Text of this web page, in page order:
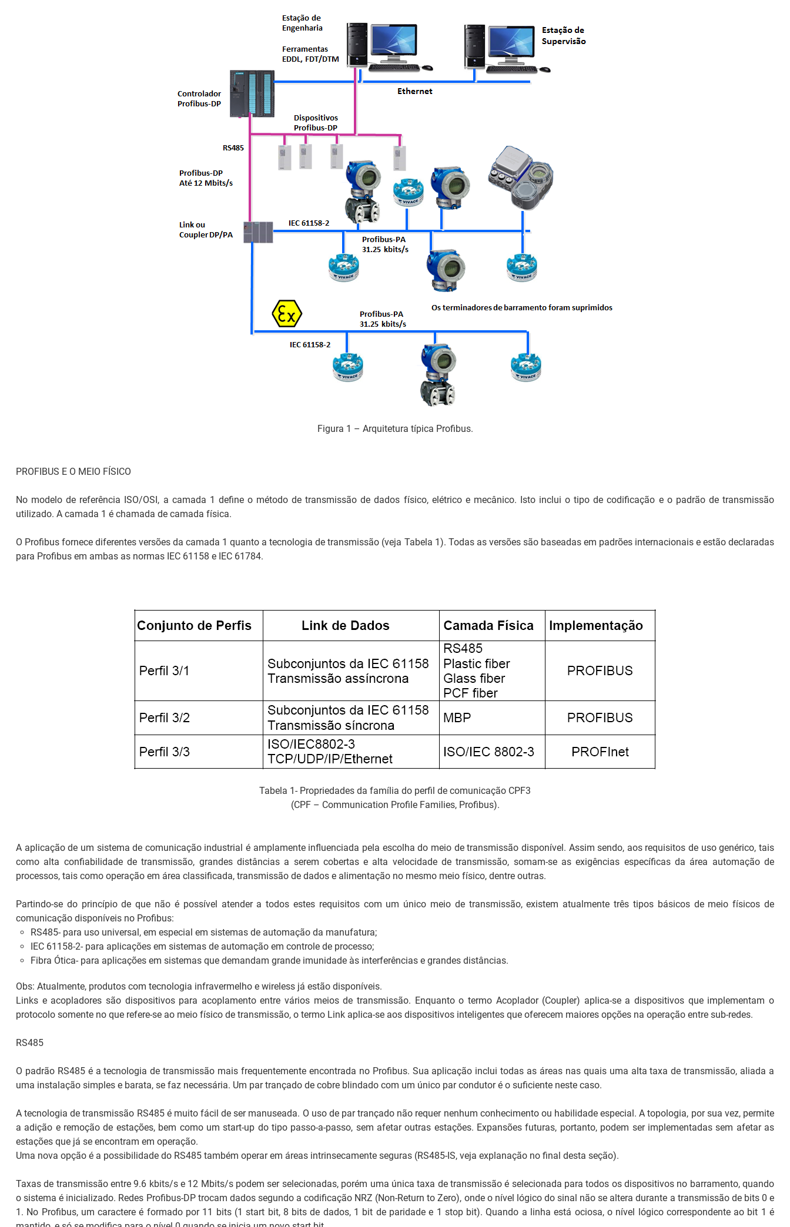
Figura 1 – Arquitetura típica Profibus.
PROFIBUS E O MEIO FÍSICO
No modelo de referência ISO/OSI, a camada 1 define o método de transmissão de dados físico, elétrico e mecânico. Isto inclui o tipo de codificação e o padrão de transmissão
utilizado. A camada 1 é chamada de camada física.
O Profibus fornece diferentes versões da camada 1 quanto a tecnologia de transmissão (veja Tabela 1). Todas as versões são baseadas em padrões internacionais e estão declaradas
para Profibus em ambas as normas IEC 61158 e IEC 61784.
Tabela 1- Propriedades da família do perfil de comunicação CPF3
(CPF – Communication Profile Families, Profibus).
A aplicação de um sistema de comunicação industrial é amplamente influenciada pela escolha do meio de transmissão disponível. Assim sendo, aos requisitos de uso genérico, tais
como alta confiabilidade de transmissão, grandes distâncias a serem cobertas e alta velocidade de transmissão, somam-se as exigências específicas da área automação de
processos, tais como operação em área classificada, transmissão de dados e alimentação no mesmo meio físico, dentre outras.
Partindo-se do princípio de que não é possível atender a todos estes requisitos com um único meio de transmissão, existem atualmente três tipos básicos de meio físicos de
comunicação disponíveis no Profibus:
RS485- para uso universal, em especial em sistemas de automação da manufatura;
IEC 61158-2- para aplicações em sistemas de automação em controle de processo;
Fibra Ótica- para aplicações em sistemas que demandam grande imunidade às interferências e grandes distâncias.
Obs: Atualmente, produtos com tecnologia infravermelho e wireless já estão disponíveis.
Links e acopladores são dispositivos para acoplamento entre vários meios de transmissão. Enquanto o termo Acoplador (Coupler) aplica-se a dispositivos que implementam o
protocolo somente no que refere-se ao meio físico de transmissão, o termo Link aplica-se aos dispositivos inteligentes que oferecem maiores opções na operação entre sub-redes.
RS485
O padrão RS485 é a tecnologia de transmissão mais frequentemente encontrada no Profibus. Sua aplicação inclui todas as áreas nas quais uma alta taxa de transmissão, aliada a
uma instalação simples e barata, se faz necessária. Um par trançado de cobre blindado com um único par condutor é o suficiente neste caso.
A tecnologia de transmissão RS485 é muito fácil de ser manuseada. O uso de par trançado não requer nenhum conhecimento ou habilidade especial. A topologia, por sua vez, permite
a adição e remoção de estações, bem como umstart-up do tipo passo-a-passo, sem afetar outras estações. Expansões futuras, portanto, podem ser implementadas sem afetar as
estações que já se encontram em operação.
Uma nova opção é a possibilidade do RS485 também operar em áreas intrinsecamente seguras (RS485-IS, veja explanação no final desta seção).
Taxas de transmissão entre 9.6 kbits/s e 12 Mbits/s podem ser selecionadas, porém uma única taxa de transmissão é selecionada para todos os dispositivos no barramento, quando
o sistema é inicializado. Redes Profibus-DP trocam dados segundo a codificação NRZ (Non-Return to Zero), onde o nível lógico do sinal não se altera durante a transmissão de bits 0 e
1. No Profibus, um caractere é formado por 11 bits (1start bit, 8 bits de dados, 1 bit de paridade e 1 stop bit). Quando a linha está ociosa, o nível lógico correspondente ao bit 1 é